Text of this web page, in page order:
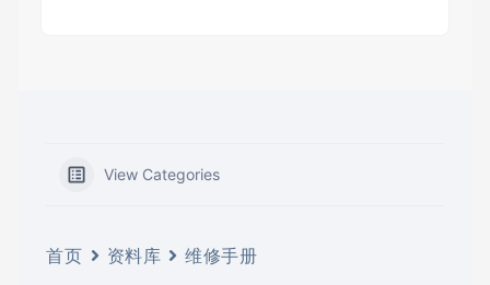
View Categories
首页 资料库 维修手册